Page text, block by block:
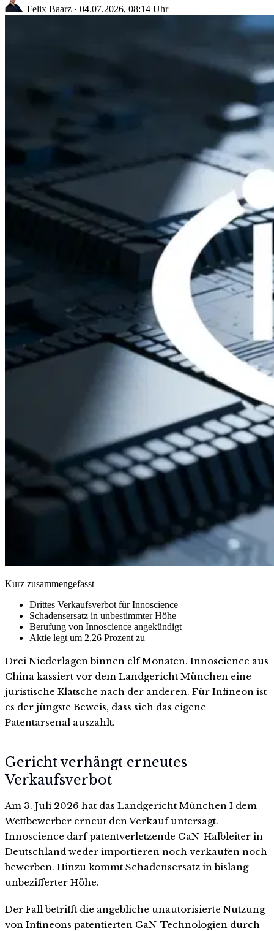
Felix Baarz · 04.07.2026, 08:14 Uhr
Kurz zusammengefasst
Drittes Verkaufsverbot für Innoscience
Schadensersatz in unbestimmter Höhe
Berufung von Innoscience angekündigt
Aktie legt um 2,26 Prozent zu
Drei Niederlagen binnen elf Monaten. Innoscience aus
China kassiert vor dem Landgericht München eine
juristische Klatsche nach der anderen. Für Infineon ist
es der jüngste Beweis, dass sich das eigene
Patentarsenal auszahlt.
Gericht verhängt erneutes
Verkaufsverbot
Am 3. Juli 2026 hat das Landgericht München I dem
Wettbewerber erneut den Verkauf untersagt.
Innoscience darf patentverletzende GaN-Halbleiter in
Deutschland weder importieren noch verkaufen noch
bewerben. Hinzu kommt Schadensersatz in bislang
unbezifferter Höhe.
Der Fall betrifft die angebliche unautorisierte Nutzung
von Infineons patentierten GaN-Technologien durch